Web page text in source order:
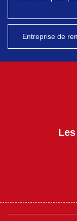
Entreprise de